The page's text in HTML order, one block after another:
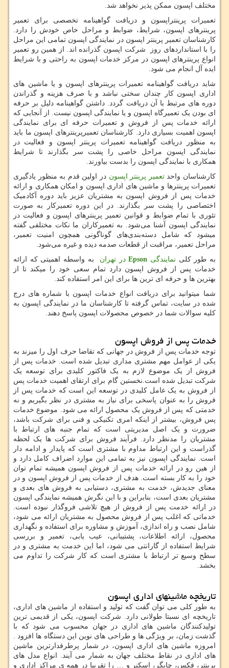
مختلف اپسون ممکن پذیر نخواهد شد.
تعمیرات پرینتراپسون و دریافت گواهینامه تخصصی برای تعمیر
پرینترهای اپسون، شرایط، ضوابط و مراحل خاص خودش را دارد.
کارشناسان تعمیر پرینتر اپسون در نمایندگی اپسون تمامی این مراحل
را با استانداردهای روز شرکت اپسون گذرانده اند. از همین رو تعمیر
انواع پرینترهای اپسون در مرکز خدمات اپسون به راحتی و با شرایط
ایده آل انجام می شود.
شاید دریافت گواهینامه تعمیرات پرینترهای اپسون و یا ماشین های
اداری اپسون کار چندان سختی نباشد و با صرف هزینه و گذراندن
دوره های مرتبط با آن دریافت گردد. داشتن گواهینامه دلیل بر حرفه
ای بودن یک تعمیرگاه اپسون و یا نمایندگی اپسون نیست. از آنجایی که
ارائه خدمات پس از فروش و تعمیرات حرفه ای برای نمایندگی
اپسون اهمیت بسیاری دارد. کارشناسان تعمیرپرینترهای اپسون ما باید
به منظور دریافت گواهینامه تعمیرات پرینتر اپسون و فعالیت در
نمایندگی اپسون مراحل خاصی را پشت سر بگذارند تا شرایط
همکاری با نمایندگی اپسون را بدست بیاورند.
کارشناسان واحدتعمیر پرینتر اپسون در اولین قدم به منظور یادگیری
تعمیرات پرینترها و ماشین های اداری اپسون و امکان همکاری و ارائه
خدمات پس از فروش اپسون به مشتریان عزیز باید دوره آکادمیک
اختصاصی را پشت سر بگذارند. در این دوره تعمیرکار به صورت
تئوری با تمام ضوابط و قوانین تعمیر پرینترهای اپسون و فعالیت در
نمایندگی اپسون آشنا می‌شود. به تعمیرکاران ما نکات مختلفی گفته
میشود که شامل دسته‌بندی‌های گوناگونی همچون امنیت تعمیر،
مراحل تعمیر، مراقبت از قطعات صدمه دیده و غیره می‌شود.
به طور کلی نمایندگی Epsonدر تهران
به واسطه اهمیتی که ارائه
خدمات پس از فروش اپسون دارد تمام سعی خود را میکند تا از
بهترین ها و حرفه ای ترین ها برای این امر استفاده کند.
شما میتوانید برای دریافت انواع خدمات اپسون با شماره های درج
شده در سایت، تماس گرفته تا کارشناسان ما در نمایندگی اپسون به
کلیه سوالات شما در خصوص محصولات اپسون پاسخ دهند.
خدمات پس از فروش اپسون
توجه خدمات پس از فروش در جهانی که تقاضا حرف اول را میزند به
یکی از عوامل مهم مشتری مداری تبدیل شده است. خدمات پس از
فروش از یک موضوع لازم به یک فاکتور کلیدی برای توسعه یک
شرکت تبدیل شده است.نخستین گام برای ارتقای اهمیت خدمات پس
از فروش به یک عامل کلیدی در توسعه این است که خدمات پس از
فروش را به عنوان پاسخی برای نیاز به مشتری در نظر بگیریم و نه
خدمتی که پس از فروش یک محصول ارائه می شود. موضوع خدمات
پس فروش، بیشتر از اینکه امری تکنیکی و فنی برای شرکت باشد،
ضرورت و یک اصل مدیریتی است که تمام جنبه های ارتباط با
مشتریان را مدنظر دارد. فرآیند فروش برای شرکت ها یک لحظه
گذراست و این ارتباط مداوم با مشتری است که پایدار و ادامه دار
است. نمایندگی اپسون نیز به تمامی این موارد اضراف کامل دارد و
از هین رو در ارائه خدمات پس از فروش اپسون همیشه تمام توان
خود را به کار بسته است. هدف از خدمات پس از فروش اپسون و در
معنای جدیدش، خدمت به مشتری، دستیابی به فروش های بعدی و
مشتریان بعدی است، بنابراین و با این نگرش همیشه نمایندگی اپسون
در ارائه خدمت پس از فروش از هیچ تلاشی فروگذار نبوده است.
خدماتی که اغلب پس از فروش محصول به مشتریان ارائه می شود،
شامل نصب و راه اندازی، آموزش و مشاوره برای استفاده و نگهداری
محصول، ارائه اطلاعات، پشتیبانی، عیب یابی، تعمیر و بررسی
شرایط استفاده از گارانتی می شود، اما این خدمت به مشتری و در
سطح وسیع تر ارتباط با مشتری است که کار شرکت را تداوم می
بخشد.
تاریخچه ماشینهای اداری اپسون
به طور کلی می توان گفت که تولید و استفاده از ماشین های اداری،
تاریخچه ای نسبتا طولانی دارد. شرکت اپسون، یکی از قدیمی ترین
تولیدکنندگان ماشین های اداری در جهان محسوب می شود که با
گذشت زمان، بر ویژگی ها و طراحی های نوین این دستگاه ها افزود .
امروزه ماشین های اداری اپسون، در شمار پرطرفدارترین ماشین
های اداری در نقاط مختلف جهان به شمار می آیند. انواع مدل های
پرینتر، فکس، چاپگر، اسکنر و … را تقریبا در همه ی مراکز اداری و